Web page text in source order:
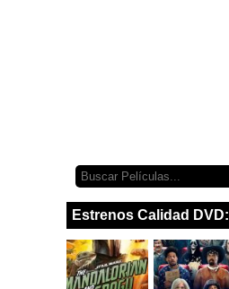
Estrenos Calidad DVD: